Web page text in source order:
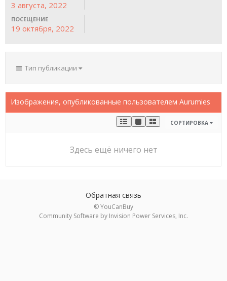
3 августа, 2022
ПОСЕЩЕНИЕ
19 октября, 2022
Тип публикации
Изображения, опубликованные пользователем Aurumies
СОРТИРОВКА
Здесь ещё ничего нет
Обратная связь
© YouCanBuy
Community Software by Invision Power Services, Inc.